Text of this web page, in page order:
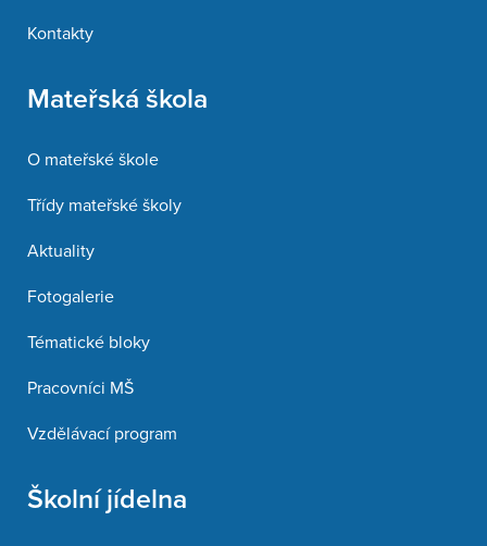
Kontakty
Mateřská škola
O mateřské škole
Třídy mateřské školy
Aktuality
Fotogalerie
Tématické bloky
Pracovníci MŠ
Vzdělávací program
Školní jídelna